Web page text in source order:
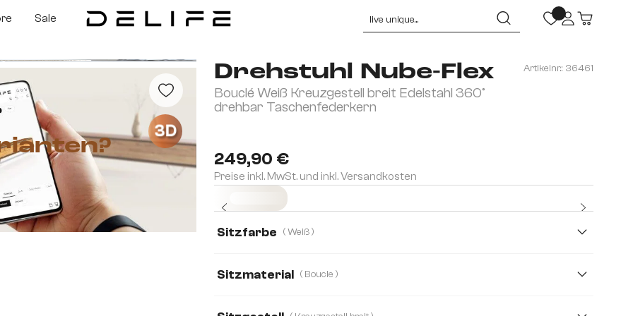
Sale
Drehstuhl Nube-Flex
Bouclé Weiß Kreuzgestell breit Edelstahl 360°
drehbar Taschenfederkern
Artikelnr.: 36461
249,90 €
Preise inkl. MwSt. und inkl. Versandkosten
Sitzfarbe ( Weiß )
Sitzmaterial ( Boucle )
3D